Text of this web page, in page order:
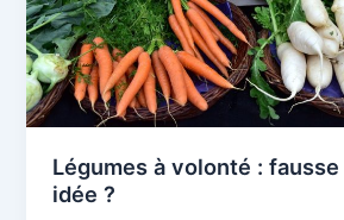
Légumes à volonté :
idée ?